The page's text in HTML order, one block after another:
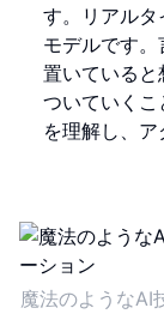
す。リアル
モデルです
置いている
ついていく
を理解し、ア
魔法のようなAI